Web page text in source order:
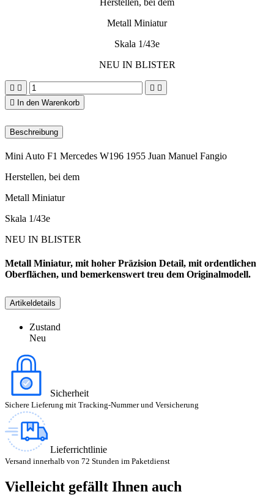
Metall Miniatur
Skala 1/43e
NEU IN BLISTER
   

In den Warenkorb
Beschreibung
Mini Auto F1 Mercedes W196 1955 Juan Manuel Fangio
Herstellen, bei dem
Metall Miniatur
Skala 1/43e
NEU IN BLISTER
Metall Miniatur, mit hoher Präzision Detail, mit ordentlichen
Oberflächen, und bemerkenswert treu dem Originalmodell.
Artikeldetails
Zustand
Neu
Sicherheit
Sichere Lieferung mit Tracking-Nummer und Versicherung
Lieferrichtlinie
Versand innerhalb von 72 Stunden im Paketdienst
Vielleicht gefällt Ihnen auch